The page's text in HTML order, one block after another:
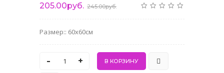
205.00руб. 245.00руб.
Размер:: 60x60см
- +